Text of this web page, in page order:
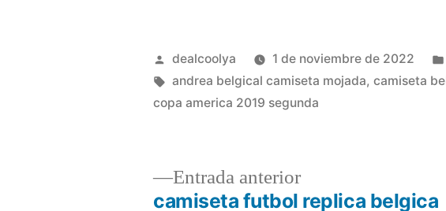
Publicado
por
dealcoolya 1 de noviembre de 2022
Etiquetas:
andrea belgical camiseta mojada,camiseta
copa america 2019 segunda
Entrada anteriorEntrada
anterior:
camiseta futbol replica belgica